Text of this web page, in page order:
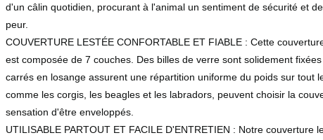
d'un câlin quotidien, procurant à l'animal un sentiment de sécurité et
peur.
COUVERTURE LESTÉE CONFORTABLE ET FIABLE : Cette
est composée de 7 couches. Des billes de verre sont solidement
carrés en losange assurent une répartition uniforme du poids sur tout
comme les corgis, les beagles et les labradors, peuvent choisir la
sensation d'être enveloppés.
UTILISABLE PARTOUT ET FACILE D'ENTRETIEN : Notre